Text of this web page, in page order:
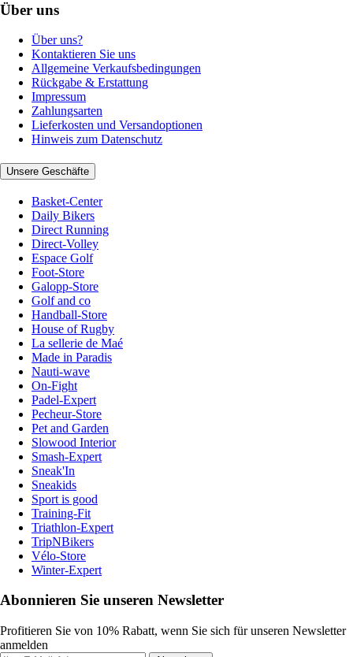
Über uns
Über uns?
Kontaktieren Sie uns
Allgemeine Verkaufsbedingungen
Rückgabe & Erstattung
Impressum
Zahlungsarten
Lieferkosten und Versandoptionen
Hinweis zum Datenschutz
Unsere Geschäfte
Basket-Center
Daily Bikers
Direct Running
Direct-Volley
Espace Golf
Foot-Store
Galopp-Store
Golf and co
Handball-Store
House of Rugby
La sellerie de Maé
Made in Paradis
Nauti-wave
On-Fight
Padel-Expert
Pecheur-Store
Pet and Garden
Slowood Interior
Smash-Expert
Sneak'In
Sneakids
Sport is good
Training-Fit
Triathlon-Expert
TripNBikers
Vélo-Store
Winter-Expert
Abonnieren Sie unseren Newsletter
Profitieren Sie von 10% Rabatt, wenn Sie sich für unseren Newsletter
anmelden